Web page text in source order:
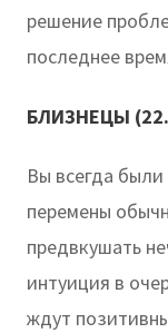
решение
последнее
БЛИЗНЕЦЫ
Вы всегда
перемены
предвкушать
интуиция в
ждут